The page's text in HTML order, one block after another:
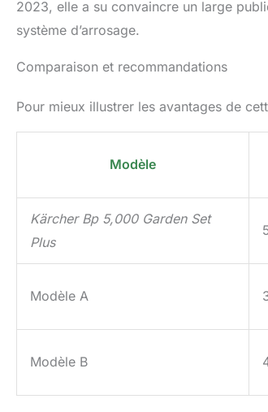
2023, elle a su convaincre un large
système d’arrosage.
Comparaison et recommandations
Pour mieux illustrer les avantages de
Modèle
Kärcher Bp 5,000 Garden Set
Plus
Modèle A
Modèle B